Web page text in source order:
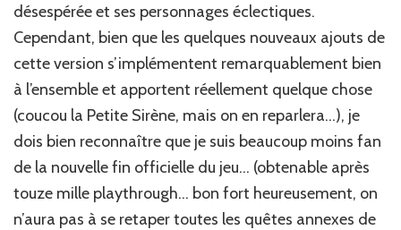
désespérée et ses personnages éclectiques.
Cependant, bien que les quelques nouveaux ajouts de
cette version s’implémentent remarquablement bien
à l’ensemble et apportent réellement quelque chose
(coucou la Petite Sirène, mais on en reparlera…), je
dois bien reconnaître que je suis beaucoup moins fan
de la nouvelle fin officielle du jeu… (obtenable après
touze mille playthrough… bon fort heureusement, on
n’aura pas à se retaper toutes les quêtes annexes de